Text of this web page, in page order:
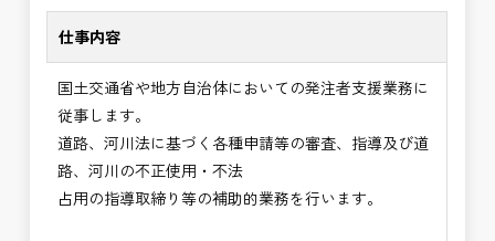
✅「仕事のやりがい」と「賃金」のバランスを大切
に致します。
⭐＝＝お祝い金100,000円＝＝⭐
※お祝い金の支給条件は、入社より3ヶ月経過され
た方が対象となります。
その他支給条件の詳細については、問い合わせくだ
さい。
仕事内容
国土交通省や地方自治体においての発注者支援業務に
従事します。
道路、河川法に基づく各種申請等の審査、指導及び道
路、河川の不正使用・不法
占用の指導取締り等の補助的業務を行います。